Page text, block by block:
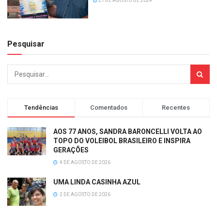
Pesquisar
Tendências Comentados Recentes
AOS 77 ANOS, SANDRA BARONCELLI VOLTA AO
TOPO DO VOLEIBOL BRASILEIRO E INSPIRA
GERAÇÕES
4 DE AGOSTO DE 2026
UMA LINDA CASINHA AZUL
2 DE AGOSTO DE 2026